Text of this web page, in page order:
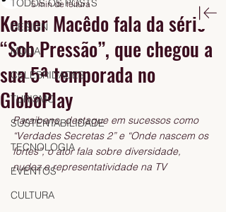
TODOS OS POSTS
DESIGN
MODA
CELEBRIDADES
TURISMO
SUSTENTABILIDADE
TECNOLOGIA
EVENTOS
CULTURA
Kelner Macêdo fala da série
“Sob Pressão”, que chegou a
sua 5ª temporada no
GloboPlay
5 min de leitura
Paraibano, destaque em sucessos como
“Verdades Secretas 2” e “Onde nascem os
fortes”, o ator fala sobre diversidade,
nudez e representatividade na TV